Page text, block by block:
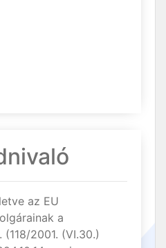
az EU
a
2001. (VI.30.)